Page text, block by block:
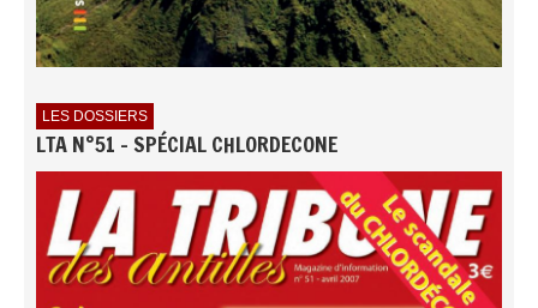
LES DOSSIERS
LTA N°51 - SPÉCIAL CHLORDECONE